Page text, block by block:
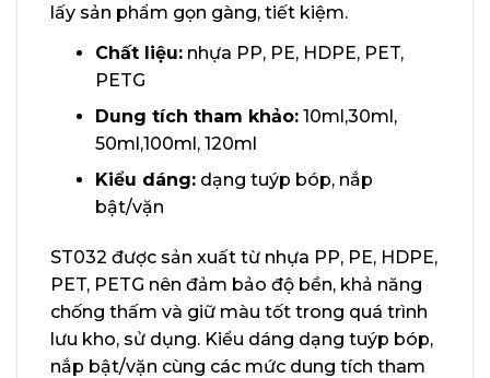
lấy sản phẩm gọn gàng, tiết kiệm.
Chất liệu:nhựa PP, PE, HDPE, PET,
PETG
Dung tích tham khảo:10ml,30ml,
50ml,100ml, 120ml
Kiểu dáng:dạng tuýp bóp, nắp
bật/vặn
ST032 được sản xuất từ nhựa PP, PE, HDPE,
PET, PETG nên đảm bảo độ bền, khả năng
chống thấm và giữ màu tốt trong quá trình
lưu kho, sử dụng. Kiểu dáng dạng tuýp bóp,
nắp bật/vặn cùng các mức dung tích tham